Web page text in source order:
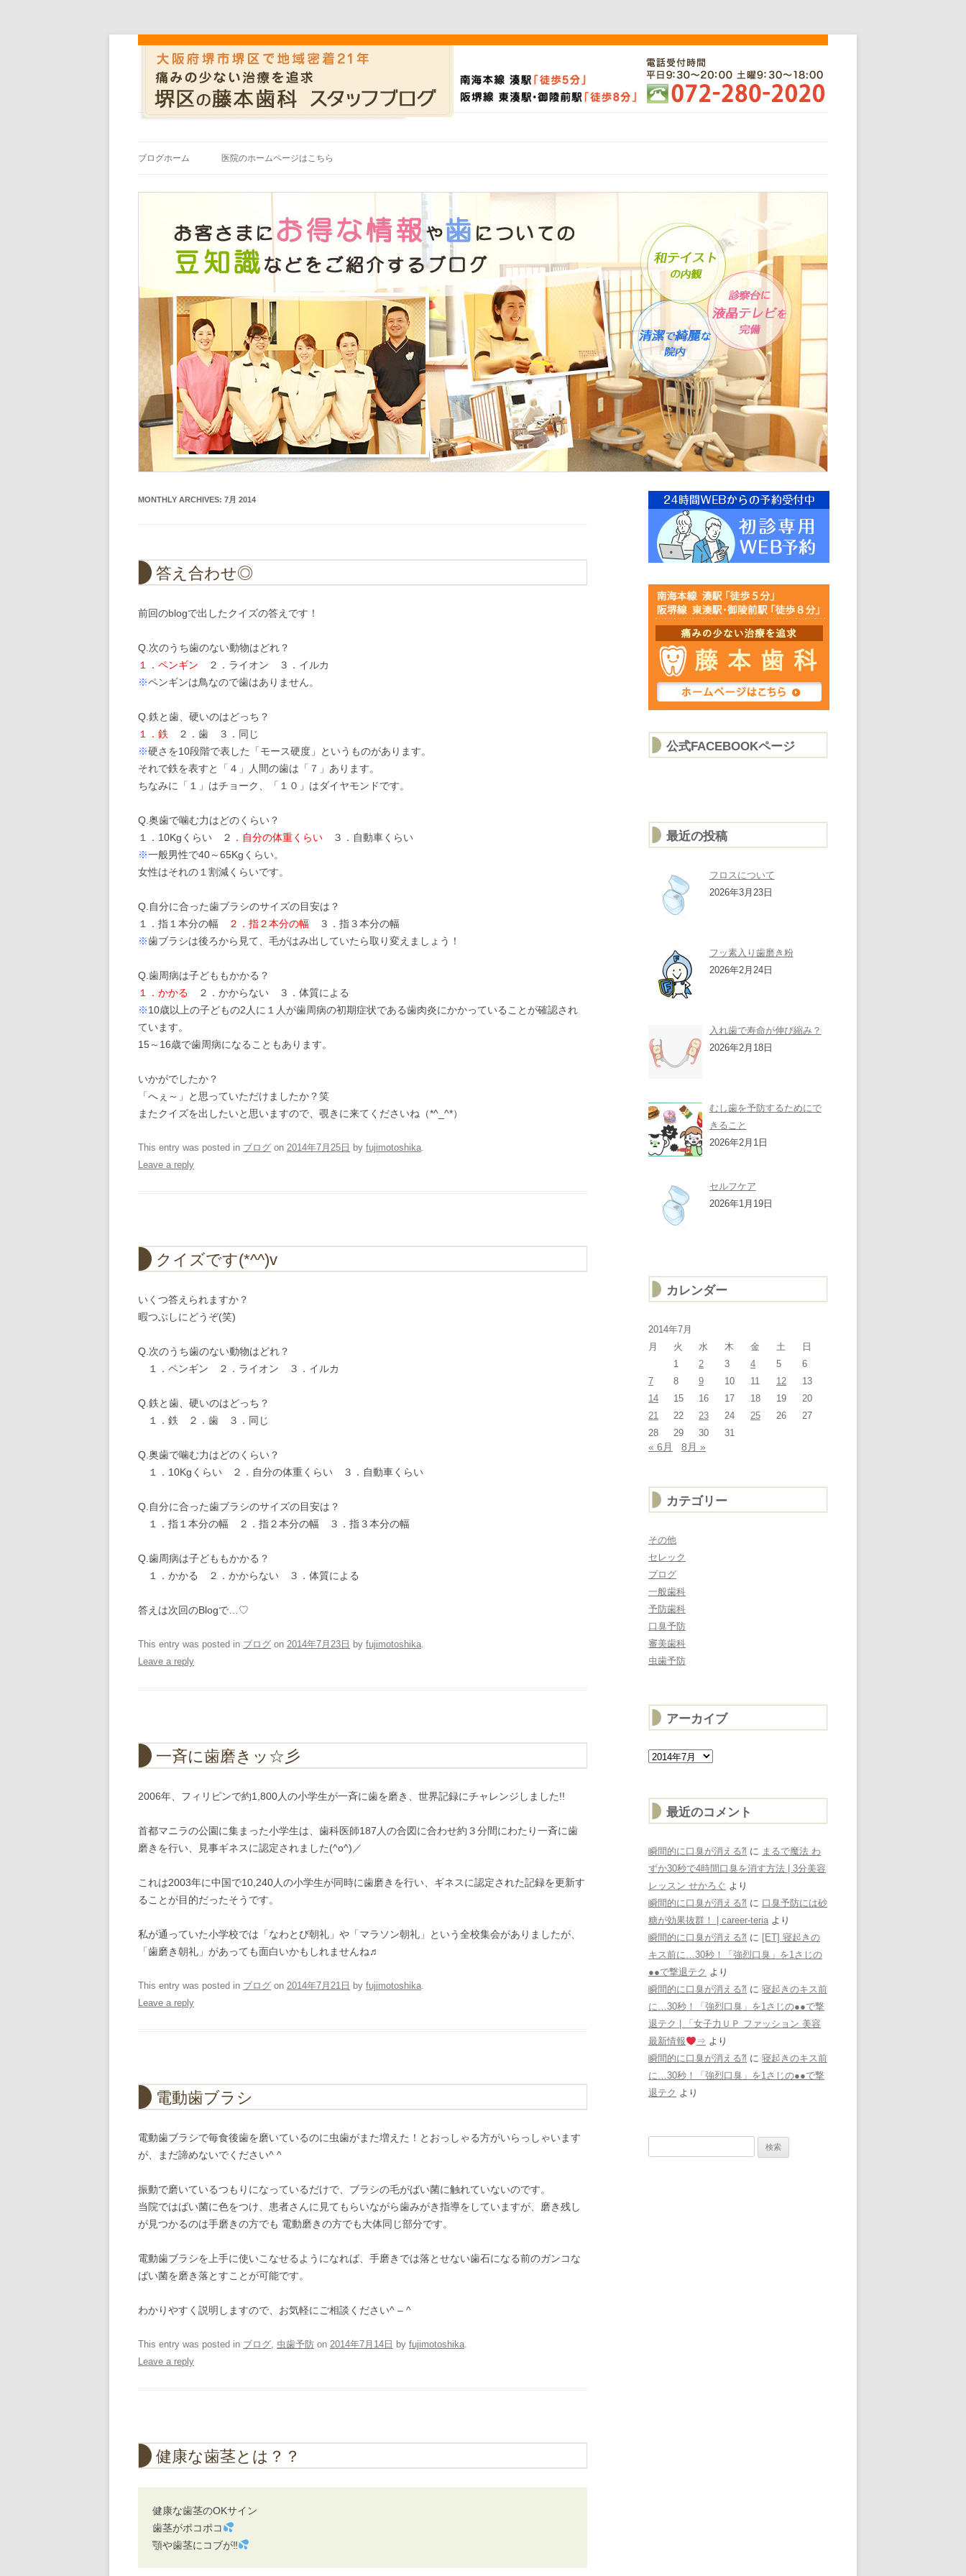
ブログホーム 医院のホームページはこちら
MONTHLY ARCHIVES: 7月 2014
答え合わせ◎
前回のblogで出したクイズの答えです！
Q.次のうち歯のない動物はどれ？
１．ペンギン ２．ライオン ３．イルカ
※ペンギンは鳥なので歯はありません。
Q.鉄と歯、硬いのはどっち？
１．鉄
２．歯 ３．同じ
※硬さを10段階で表した「モース硬度」というものがあります。
それで鉄を表すと「４」人間の歯は「７」あります。
ちなみに「１」はチョーク、「１０」はダイヤモンドです。
Q.奥歯で噛む力はどのくらい？
１．10Kgくらい ２ ．自分の体重くらい ３．自動車くらい
※一般男性で40～65Kgくらい。
女性はそれの１割減くらいです。
Q.自分に合った歯ブラシのサイズの目安は？
１．指１本分の幅
２．指２本分の幅
３．指３本分の幅
※歯ブラシは後ろから見て、毛がはみ出していたら取り変えましょう！
Q.歯周病は子どももかかる？
１．かかる ２．かからない ３．体質による
※10歳以上の子どもの2人に１人が歯周病の初期症状である歯肉炎にかかっていることが確認され
ています。
15～16歳で歯周病になることもあります。
いかがでしたか？
「へぇ～」と思っていただけましたか？笑
またクイズを出したいと思いますので、覗きに来てくださいね（*^_^*）
This entry was posted in ブログ on 2014年7月25日 by fujimotoshika.
Leave a reply
クイズです(*^^)v
いくつ答えられますか？
暇つぶしにどうぞ(笑)
Q.次のうち歯のない動物はどれ？
１．ペンギン ２．ライオン ３．イルカ
Q.鉄と歯、硬いのはどっち？
１．鉄 ２．歯 ３．同じ
Q.奥歯で噛む力はどのくらい？
１．10Kgくらい ２．自分の体重くらい ３．自動車くらい
Q.自分に合った歯ブラシのサイズの目安は？
１．指１本分の幅 ２．指２本分の幅 ３．指３本分の幅
Q.歯周病は子どももかかる？
１．かかる ２．かからない ３．体質による
答えは次回のBlogで…♡
This entry was posted in ブログ on 2014年7月23日 by fujimotoshika.
Leave a reply
一斉に歯磨きッ☆彡
2006年、フィリピンで約1,800人の小学生が一斉に歯を磨き、世界記録にチャレンジしました!!
首都マニラの公園に集まった小学生は、歯科医師187人の合図に合わせ約３分間にわたり一斉に歯
磨きを行い、見事ギネスに認定されました(^o^)／
これは2003年に中国で10,240人の小学生が同時に歯磨きを行い、ギネスに認定された記録を更新す
ることが目的だったそうです。
私が通っていた小学校では「なわとび朝礼」や「マラソン朝礼」という全校集会がありましたが、
「歯磨き朝礼」があっても面白いかもしれませんね♬
This entry was posted in ブログ on 2014年7月21日 by fujimotoshika.
Leave a reply
電動歯ブラシ
電動歯ブラシで毎食後歯を磨いているのに虫歯がまた増えた！とおっしゃる方がいらっしゃいます
が、まだ諦めないでください^ ^
振動で磨いているつもりになっているだけで、ブラシの毛がばい菌に触れていないのです。
当院ではばい菌に色をつけ、患者さんに見てもらいながら歯みがき指導をしていますが、磨き残し
が見つかるのは手磨きの方でも 電動磨きの方でも大体同じ部分です。
電動歯ブラシを上手に使いこなせるようになれば、手磨きでは落とせない歯石になる前のガンコな
ばい菌を磨き落とすことが可能です。
わかりやすく説明しますので、お気軽にご相談ください^ – ^
This entry was posted in ブログ, 虫歯予防 on 2014年7月14日 by fujimotoshika.
Leave a reply
健康な歯茎とは？？
健康な歯茎のOKサイン
歯茎がポコポコ
顎や歯茎にコブが‼
公式FACEBOOKページ
最近の投稿
フロスについて
2026年3月23日
フッ素入り歯磨き粉
2026年2月24日
入れ歯で寿命が伸び縮み？
2026年2月18日
むし歯を予防するためにで
きること
2026年2月1日
セルフケア
2026年1月19日
カレンダー
2014年7月
月
火 水 木 金 土
日
1
2 3 4 5
6
7
8 9 10 11 12
13
14
15 16 17 18 19
20
21
22 23 24 25 26
27
28
29 30 31
« 6月 8月 »
カテゴリー
その他
セレック
ブログ
一般歯科
予防歯科
口臭予防
審美歯科
虫歯予防
アーカイブ
ア
ー
最近のコメント
瞬間的に口臭が消える⁈ に まるで魔法 わ
ずか30秒で4時間口臭を消す方法 | 3分美容
レッスン せかろぐ より
瞬間的に口臭が消える⁈ に 口臭予防には砂
糖が効果抜群！ | career-teria より
瞬間的に口臭が消える⁈ に [ET] 寝起きの
キス前に…30秒！「強烈口臭」を1さじの
●●で撃退テク より
瞬間的に口臭が消える⁈ に 寝起きのキス前
に…30秒！「強烈口臭」を1さじの●●で撃
退テク | 「女子力ＵＰ ファッション 美容
最新情報
⇒ より
瞬間的に口臭が消える⁈ に 寝起きのキス前
に…30秒！「強烈口臭」を1さじの●●で撃
退テク より